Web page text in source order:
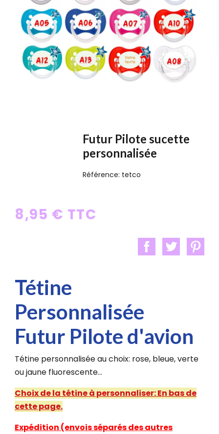
Futur Pilote sucette
personnalisée
Référence: tetco
8,95 € TTC
Tétine
Personnalisée
Futur Pilote d'avion
Tétine personnalisée au choix: rose, bleue, verte
ou jaune fluorescente...
Choix de la tétine à personnaliser: En bas de
cette page.
Expédition (envois séparés des autres